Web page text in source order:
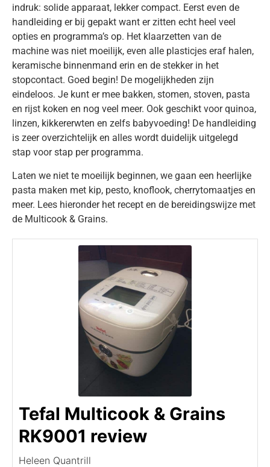
indruk: solide apparaat, lekker compact. Eerst even de
handleiding er bij gepakt want er zitten echt heel veel
opties en programma’s op. Het klaarzetten van de
machine was niet moeilijk, even alle plasticjes eraf halen,
keramische binnenmand erin en de stekker in het
stopcontact. Goed begin! De mogelijkheden zijn
eindeloos. Je kunt er mee bakken, stomen, stoven, pasta
en rijst koken en nog veel meer. Ook geschikt voor quinoa,
linzen, kikkererwten en zelfs babyvoeding! De handleiding
is zeer overzichtelijk en alles wordt duidelijk uitgelegd
stap voor stap per programma.
Laten we niet te moeilijk beginnen, we gaan een heerlijke
pasta maken met kip, pesto, knoflook, cherrytomaatjes en
meer. Lees hieronder het recept en de bereidingswijze met
de Multicook & Grains.
Tefal Multicook & Grains
RK9001 review
Heleen Quantrill